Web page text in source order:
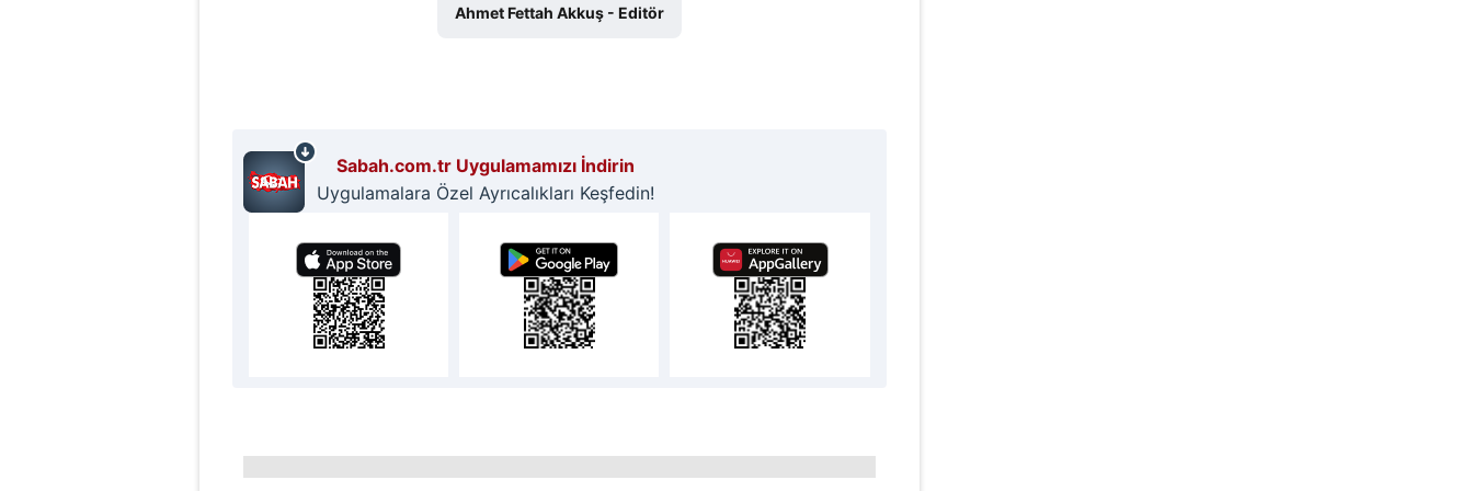
mevzuata uygun olarak kullanılan çerezlerle ilgili bilgi almak için lütfen
Ahmet Fettah Akkuş - Editör
Sabah.com.tr Uygulamamızı İndirin
Uygulamalara Özel Ayrıcalıkları Keşfedin!